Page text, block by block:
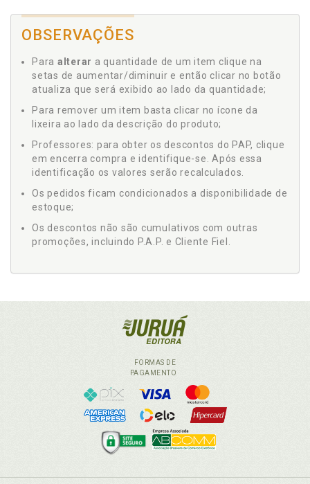
OBSERVAÇÕES
Para alterar a quantidade de um item clique na
setas de aumentar/diminuir e então clicar no botão
atualiza que será exibido ao lado da quantidade;
Para remover um item basta clicar no ícone da
lixeira ao lado da descrição do produto;
Professores: para obter os descontos do PAP, clique
em encerra compra e identifique-se. Após essa
identificação os valores serão recalculados.
Os pedidos ficam condicionados a disponibilidade de
estoque;
Os descontos não são cumulativos com outras
promoções, incluindo P.A.P. e Cliente Fiel.
FORMAS DE
PAGAMENTO